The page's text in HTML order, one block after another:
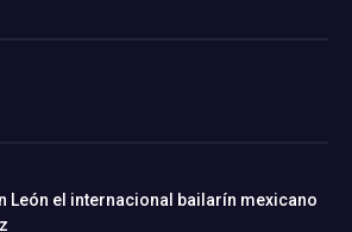
León el internacional bailarín mexicano